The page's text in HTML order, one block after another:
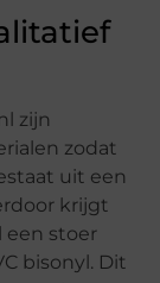
zijn
zodat
uit een
krijgt
een stoer
bisonyl. Dit